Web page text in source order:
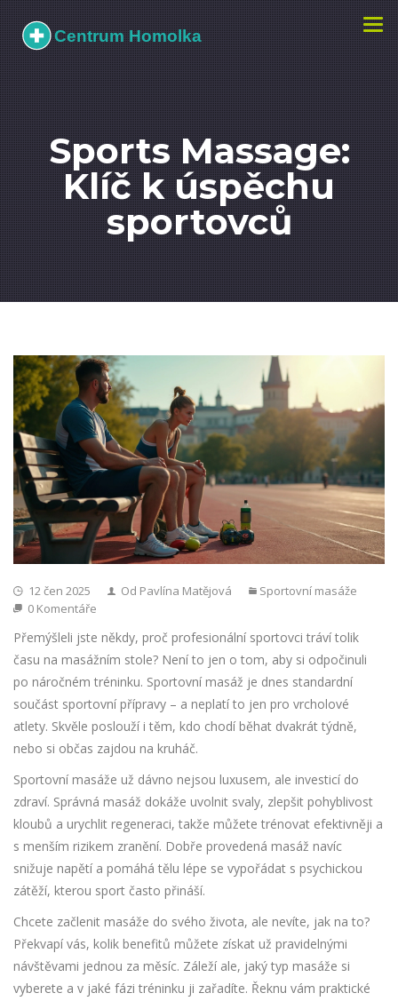
Sports Massage:
Klíč k úspěchu
sportovců
12 čen 2025 Od Pavlína Matějová
Sportovní masáže
0 Komentáře
Přemýšleli jste někdy, proč profesionální sportovci tráví tolik
času na masážním stole? Není to jen o tom, aby si odpočinuli
po náročném tréninku. Sportovní masáž je dnes standardní
součást sportovní přípravy – a neplatí to jen pro vrcholové
atlety. Skvěle poslouží i těm, kdo chodí běhat dvakrát týdně,
nebo si občas zajdou na kruháč.
Sportovní masáže už dávno nejsou luxusem, ale investicí do
zdraví. Správná masáž dokáže uvolnit svaly, zlepšit pohyblivost
kloubů a urychlit regeneraci, takže můžete trénovat efektivněji a
s menším rizikem zranění. Dobře provedená masáž navíc
snižuje napětí a pomáhá tělu lépe se vypořádat s psychickou
zátěží, kterou sport často přináší.
Chcete začlenit masáže do svého života, ale nevíte, jak na to?
Překvapí vás, kolik benefitů můžete získat už pravidelnými
návštěvami jednou za měsíc. Záleží ale, jaký typ masáže si
vyberete a v jaké fázi tréninku ji zařadíte. Řeknu vám praktické